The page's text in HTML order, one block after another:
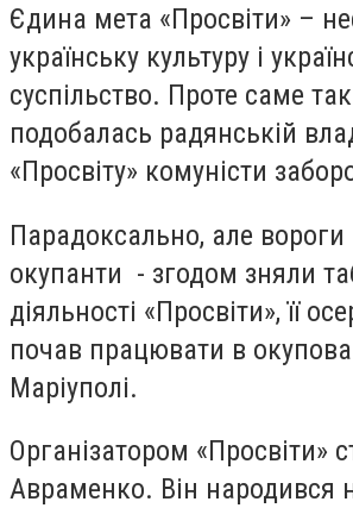
Єдина мета «Просвіти» –
українську культуру і
суспільство. Проте саме
подобалась радянській
«Просвіту» комуністи
Парадоксально, але вороги
окупанти - згодом зняли
діяльності «Просвіти», її
почав працювати в
Маріуполі.
Організатором «Просвіти»
Авраменко. Він народився